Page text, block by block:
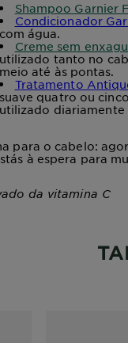
Shampoo Garnier
Condicionador
com água.
Creme sem
utilizado tanto no
meio até às pontas.
Tratamento
suave quatro ou
utilizado
para o cabelo:
à espera para
da vitamina C